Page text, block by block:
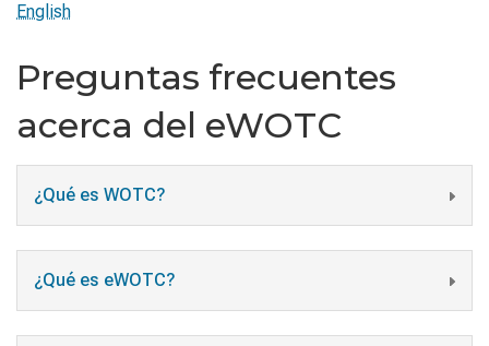
English
Preguntas frecuentes
acerca del eWOTC
¿Qué es WOTC?
¿Qué es eWOTC?